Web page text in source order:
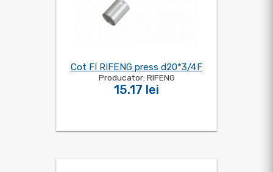
Cot FI RIFENG press d20*3/4F
Producator: RIFENG
15.17 lei